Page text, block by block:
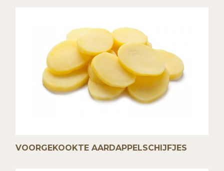
VOORGEKOOKTE AARDAPPELSCHIJFJES